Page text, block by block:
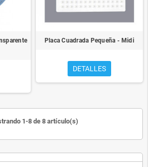
Placa Cuadrada Pequeña - Midi
DETALLES
1-8 de 8 artículo(s)